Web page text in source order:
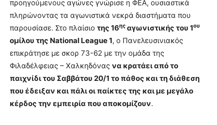
προηγούμενους αγώνες γνώρισε η ΦΕΑ, ουσιαστικά
πληρώνοντας τα αγωνιστικά νεκρά διαστήματα που
παρουσίασε. Στο πλαίσιο της 16ης αγωνιστικής του 1ου
ομίλου της National League 1, o Πανελευσινιακός
επικράτησε με σκορ 73-62 με την ομάδα της
Φιλαδέλφειας – Χαλκηδόνας να κρατάει από το
παιχνίδι του Σαββάτου 20/1 το πάθος και τη διάθεση
που έδειξαν και πάλι οι παίκτες της και με μεγάλο
κέρδος την εμπειρία που αποκομίζουν.